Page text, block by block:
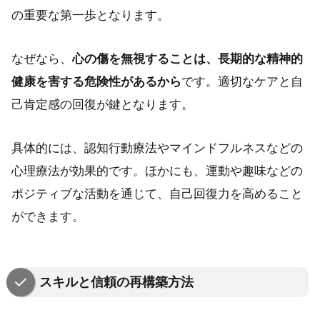
の重要な第一歩となります。
なぜなら、心の傷を無視することは、長期的な精神的
健康を害する危険性があるからです。適切なケアと自
己肯定感の回復が鍵となります。
具体的には、認知行動療法やマインドフルネスなどの
心理療法が効果的です。ほかにも、運動や趣味などの
ポジティブな活動を通じて、自己回復力を高めること
ができます。
スキルと信頼の再構築方法